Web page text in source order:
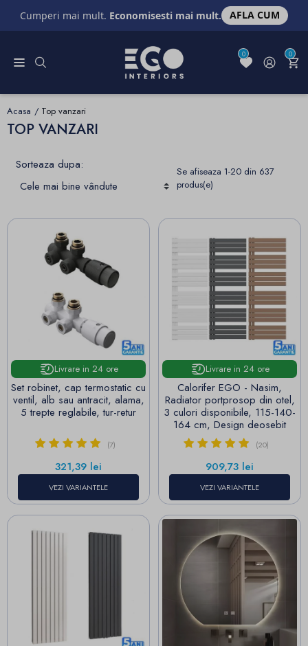
Cumperi mai mult. Economisesti mai mult. AFLA CUM
0 0
Acasa Top vanzari
TOP VANZARI
Sorteaza dupa:
Se afiseaza 1-20 din 637
produs(e)
Livrare in 24 ore
Set robinet, cap termostatic cu
ventil, alb sau antracit, alama,
5 trepte reglabile, tur-retur
(7)
Pret
321,39 lei
VEZI VARIANTELE
Livrare in 24 ore
Calorifer EGO - Nasim,
Radiator portprosop din otel,
3 culori disponibile, 115-140-
164 cm, Design deosebit
(20)
Pret
909,73 lei
VEZI VARIANTELE